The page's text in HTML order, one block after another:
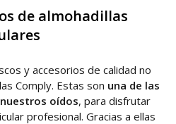
Comply que te ofrecemos en
online. Comply es una marca
de almohadillas y otros
y con diferentes materiales, de
cada quien.
de almohadillas
y accesorios de calidad no
Comply. Estas son una de las
oídos, para disfrutar
profesional. Gracias a ellas